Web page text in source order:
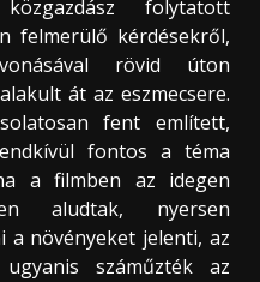
folytatott
felmerülő kérdésekről,
rövid úton
át az eszmecsere.
fent említett,
fontos a téma
a filmben az idegen
aludtak, nyersen
a növényeket jelenti, az
száműzték az